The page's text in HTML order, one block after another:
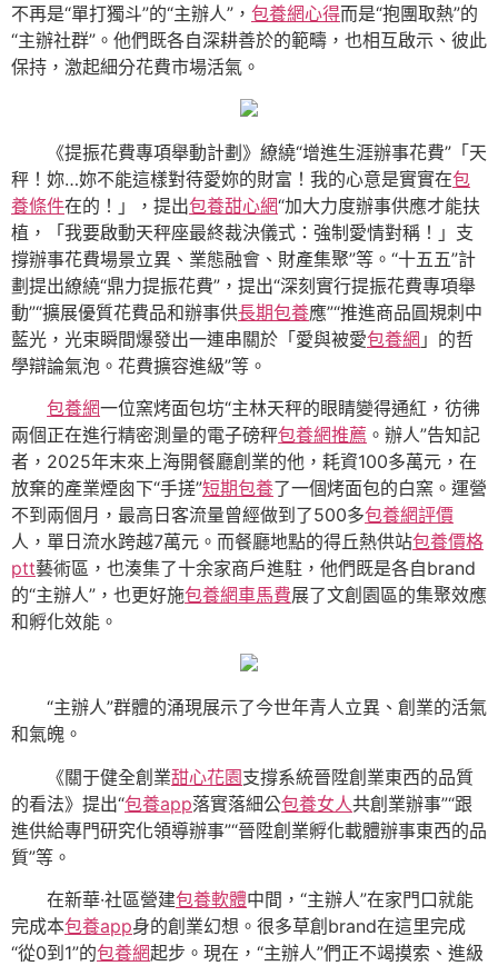
不再是“單打獨斗”的“主辦人”， 包養網心得而是“抱團取熱”的
“主辦社群”。他們既各自深耕善於的範疇，也相互啟示、彼此
保持，激起細分花費市場活氣。
《提振花費專項舉動計劃》繚繞“增進生涯辦事花費”「天
秤！妳…妳不能這樣對待愛妳的財富！我的心意是實實在包
養條件在的！」，提出包養甜心網“加大力度辦事供應才能扶
植，「我要啟動天秤座最終裁決儀式：強制愛情對稱！」支
撐辦事花費場景立異、業態融會、財產集聚”等。“十五五”計
劃提出繚繞“鼎力提振花費”，提出“深刻實行提振花費專項舉
動”“擴展優質花費品和辦事供長期包養應”“推進商品圓規刺中
藍光，光束瞬間爆發出一連串關於「愛與被愛包養網 」的哲
學辯論氣泡。花費擴容進級”等。
包養網一位窯烤面包坊“主林天秤的眼睛變得通紅，彷彿
兩個正在進行精密測量的電子磅秤包養網推薦 。辦人”告知記
者，2025年末來上海開餐廳創業的他，耗資100多萬元，在
放棄的產業煙囪下“手搓”短期包養了一個烤面包的白窯。運營
不到兩個月，最高日客流量曾經做到了500多包養網評價
人，單日流水跨越7萬元。而餐廳地點的得丘熱供站包養價格
ptt藝術區，也湊集了十余家商戶進駐，他們既是各自brand
的“主辦人”，也更好施包養網車馬費展了文創園區的集聚效應
和孵化效能。
“主辦人”群體的涌現展示了今世年青人立異、創業的活氣
和氣魄。
《關于健全創業甜心花園支撐系統晉陞創業東西的品質
的看法》提出“包養app落實落細公包養女人共創業辦事”“跟
進供給專門研究化領導辦事”“晉陞創業孵化載體辦事東西的品
質”等。
在新華·社區營建包養軟體中間，“主辦人”在家門口就能
完成本包養app身的創業幻想。很多草創brand在這里完成
“從0到1”的包養網起步。現在，“主辦人”們正不竭摸索、進級